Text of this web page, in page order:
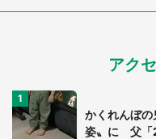
アク
かくれんぼ
姿〟に 父「